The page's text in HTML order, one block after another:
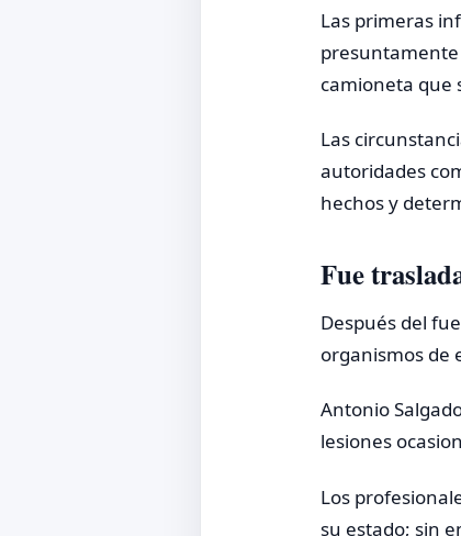
Las primeras
camioneta que
Las
autoridades
hechos y
Fue
Después del
organismos de
Antonio
lesiones
Los
su estado; sin